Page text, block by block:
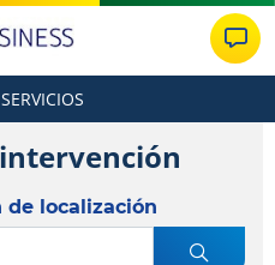
localización